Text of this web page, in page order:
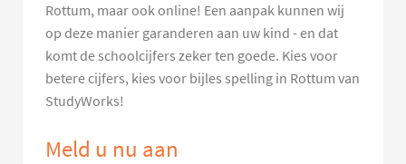
Rottum, maar ook online! Een aanpak kunnen wij
op deze manier garanderen aan uw kind - en dat
komt de schoolcijfers zeker ten goede. Kies voor
betere cijfers, kies voor bijles spelling in Rottum van
StudyWorks!
Meld u nu aan